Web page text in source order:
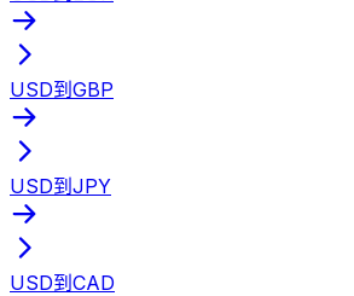
USD到GBP
USD到JPY
USD到CAD